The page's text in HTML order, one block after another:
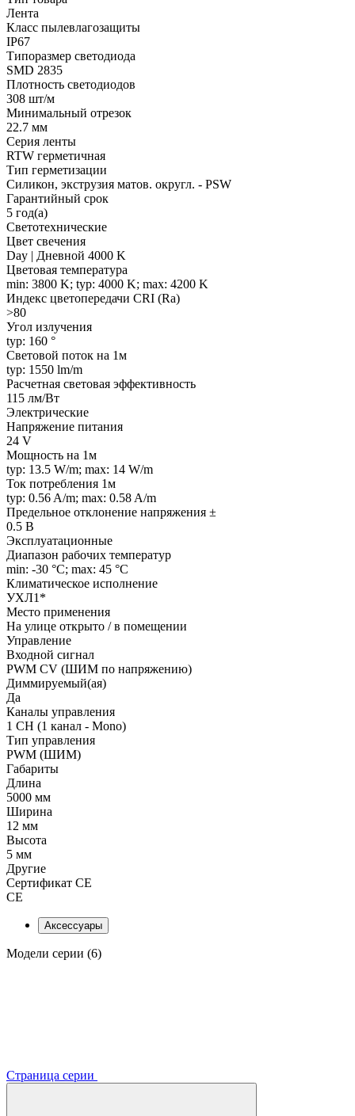
Лента
Класс пылевлагозащиты
IP67
Типоразмер светодиода
SMD 2835
Плотность светодиодов
308 шт/м
Минимальный отрезок
22.7 мм
Серия ленты
RTW герметичная
Тип герметизации
Силикон, экструзия матов. округл. - PSW
Гарантийный срок
5 год(а)
Светотехнические
Цвет свечения
Day | Дневной 4000 K
Цветовая температура
min: 3800 K; typ: 4000 K; max: 4200 K
Индекс цветопередачи CRI (Ra)
>80
Угол излучения
typ: 160 °
Световой поток на 1м
typ: 1550 lm/m
Расчетная световая эффективность
115 лм/Вт
Электрические
Напряжение питания
24 V
Мощность на 1м
typ: 13.5 W/m; max: 14 W/m
Ток потребления 1м
typ: 0.56 A/m; max: 0.58 A/m
Предельное отклонение напряжения ±
0.5 В
Эксплуатационные
Диапазон рабочих температур
min: -30 °C; max: 45 °C
Климатическое исполнение
УХЛ1*
Место применения
На улице открыто / в помещении
Управление
Входной сигнал
PWM СV (ШИМ по напряжению)
Диммируемый(ая)
Да
Каналы управления
1 CH (1 канал - Mono)
Тип управления
PWM (ШИМ)
Габариты
Длина
5000 мм
Ширина
12 мм
Высота
5 мм
Другие
Сертификат CE
CE
Аксессуары
Модели серии (6)
Страница серии